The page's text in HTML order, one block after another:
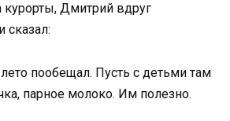
Дмитрий вдруг
сказал:
пообещал. Пусть с детьми там
парное молоко. Им полезно.